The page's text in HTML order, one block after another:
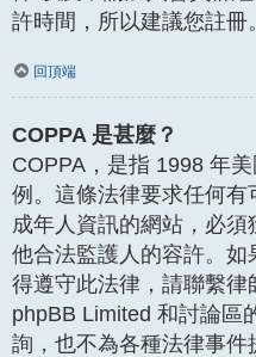
許時間，所以建議您註冊。
回頂端
COPPA 是甚麼？
COPPA，是指 1998 年
例。這條法律要求任何
成年人資訊的網站，必
他合法監護人的容許。
得遵守此法律，請聯繫
phpBB Limited 和討論區
詢，也不為各種法律事